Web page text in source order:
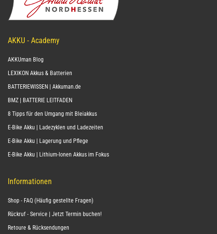
AKKU - Academy
AKKUman Blog
LEXIKON Akkus & Batterien
BATTERIEWISSEN | Akkuman.de
BMZ | BATTERIE LEITFADEN
8 Tipps für den Umgang mit Bleiakkus
E-Bike Akku | Ladezyklen und Ladezeiten
E-Bike Akku | Lagerung und Pflege
E-Bike Akku | Lithium-Ionen Akkus im Fokus
Informationen
Shop - FAQ (Häufig gestellte Fragen)
Rückruf - Service | Jetzt Termin buchen!
Retoure & Rücksendungen